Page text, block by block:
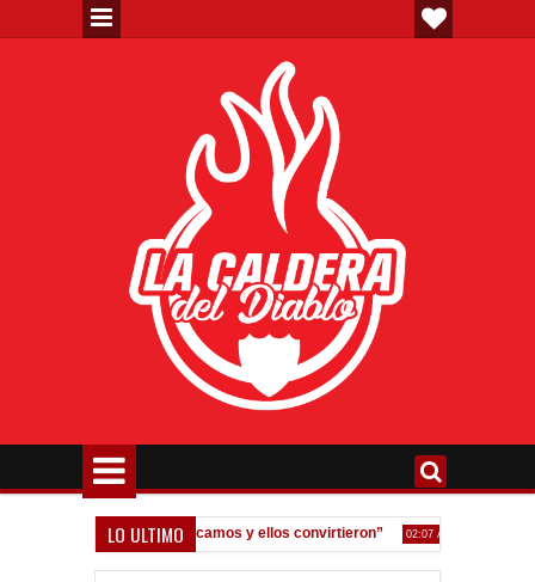
LO ULTIMO
errores, nos equivocamos y ellos convirtieron” 02:07 AM Fedorco: "Un